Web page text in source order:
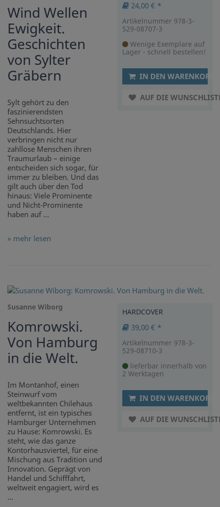
Wind Wellen
Ewigkeit.
Geschichten
von Sylter
Gräbern
Sylt gehört zu den
faszinierendsten
Sehnsuchtsorten
Deutschlands. Hier
verbringen nicht nur
zahllose Menschen ihren
Traumurlaub – einige
entscheiden sich sogar, für
immer zu bleiben. Und das
gilt auch über den Tod
hinaus: Viele Prominente
und Nicht-Prominente
haben auf ...
» mehr lesen
24,00 € *
Artikelnummer 978-3-
529-08707-3
Wenige Exemplare auf
Lager - schnell bestellen!
IN DEN WARENKORB
AUF DIE
Susanne Wiborg
Komrowski.
Von Hamburg
in die Welt.
Im Montanhof, einen
Steinwurf vom
weltbekannten Chilehaus
entfernt, ist ein typisches
Hamburger Unternehmen
zu Hause: Komrowski. Es
steht, wie das ganze
Kontorhausviertel, für eine
Mischung aus Tradition und
Innovation. Geprägt von
Handel und Schifffahrt,
weltweit engagiert, wird es
...
HARDCOVER
39,00 € *
Artikelnummer 978-3-
529-08710-3
lieferbar innerhalb von
2 Werktagen
IN DEN WARENKORB
AUF DIE